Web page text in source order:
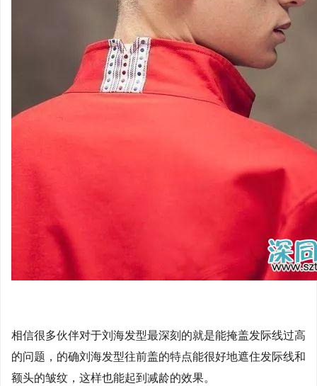
相信很多伙伴对于刘海发型最深刻的就是能掩盖发际线过高
的问题，的确刘海发型往前盖的特点能很好地遮住发际线和
额头的皱纹，这样也能起到减龄的效果。